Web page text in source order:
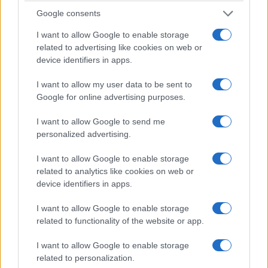
Google consents
I want to allow Google to enable storage
related to advertising like cookies on web or
device identifiers in apps.
I want to allow my user data to be sent to
Google for online advertising purposes.
I want to allow Google to send me
personalized advertising.
I want to allow Google to enable storage
related to analytics like cookies on web or
device identifiers in apps.
I want to allow Google to enable storage
related to functionality of the website or app.
I want to allow Google to enable storage
related to personalization.
ΚΟΙΝΩΝΊΑ
Κοζάνη: Αλλαγή
ημέρας διεξαγωγής
στην Αριστοτέλους
λόγω
Δεκαπενταύγουστου
7 Αυγούστου 2026, 2:27 μμ
Γ. Αμανατίδης VS Μ.
Πτολεμαΐδα
7 Αυγούστου 2026, 2:03 μμ
ΕΛΛΆΔΑ
Μητσοτάκης:
Στρατηγική
LINGUA FRANCA
Κέντρο Ξένων